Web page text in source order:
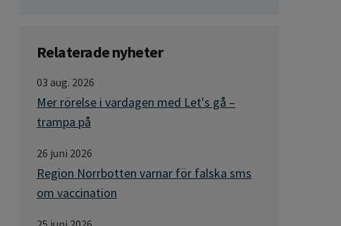
Relaterade nyheter
03 aug. 2026
Mer rörelse i vardagen med Let's gå –
trampa på
26 juni 2026
Region Norrbotten varnar för falska sms
om vaccination